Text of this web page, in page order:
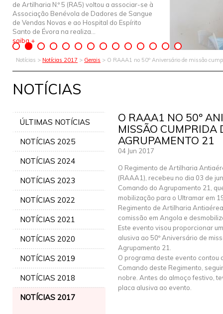
de Artilharia N.º 5 (RA5) voltou a associar-se à
Associação Benévola de Dadores de Sangue
de Vendas Novas e ao Hospital do Espírito
Santo de Évora na realiza...
saiba +
Notícias > Notícias 2017 > Gerais > O RAAA1 no 50º Aniversário de missão
NOTÍCIAS
ÚLTIMAS NOTÍCIAS
NOTÍCIAS 2025
NOTÍCIAS 2024
NOTÍCIAS 2023
NOTÍCIAS 2022
NOTÍCIAS 2021
NOTÍCIAS 2020
NOTÍCIAS 2019
NOTÍCIAS 2018
NOTÍCIAS 2017
O RAAA1 NO 50º
MISSÃO CUMPRIDA
AGRUPAMENTO 21
04 Jun 2017
O Regimento de Artilharia
(RAAA1), recebeu no dia 03 de
Comando do Agrupamento 21,
mobilização para o Ultramar em
Regimento de Artilharia
comissão em Angola e
Este evento visou proporcionar
alusiva ao 50º Aniversário de
Agrupamento 21.
O programa deste evento contou
Comando deste Regimento,
nobre. Antes do almoço festivo,
placa alusiva ao evento.